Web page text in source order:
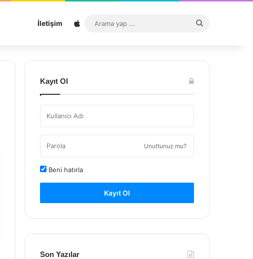
İletişim Sitemap
...
Kayıt Ol
Unuttunuz mu?
Beni hatırla
Kayıt Ol
Son Yazılar